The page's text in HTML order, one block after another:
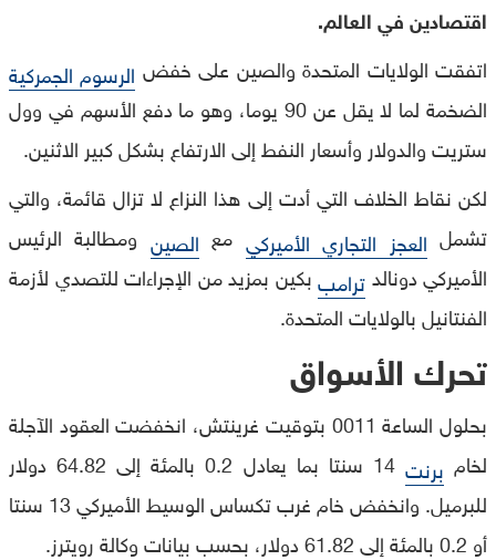
اقتصادين في العالم.
اتفقت الولايات المتحدة والصين على خفض الرسوم الجمركية
الضخمة لما لا يقل عن 90 يوما، وهو ما دفع الأسهم في وول
ستريت والدولار وأسعار النفط إلى الارتفاع بشكل كبير الاثنين.
لكن نقاط الخلاف التي أدت إلى هذا النزاع لا تزال قائمة، والتي
تشمل العجز التجاري الأميركي مع الصين ومطالبة الرئيس
الأميركي دونالدترامببكين بمزيد من الإجراءات للتصدي لأزمة
الفنتانيل بالولايات المتحدة.
تحرك الأسواق
بحلول الساعة 0011 بتوقيت غرينتش، انخفضت العقود الآجلة
لخام برنت
14 سنتا بما يعادل 0.2 بالمئة إلى 64.82 دولار
للبرميل. وانخفض خام غرب تكساس الوسيط الأميركي 13 سنتا
أو 0.2 بالمئة إلى 61.82 دولار، بحسب بيانات وكالة رويترز.